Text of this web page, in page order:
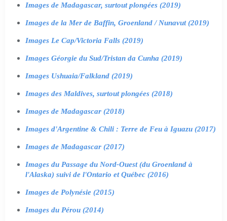
Images de Madagascar, surtout plongées (2019)
Images de la Mer de Baffin, Groenland / Nunavut (2019)
Images Le Cap/Victoria Falls (2019)
Images Géorgie du Sud/Tristan da Cunha (2019)
Images Ushuaia/Falkland (2019)
Images des Maldives, surtout plongées (2018)
Images de Madagascar (2018)
Images d'Argentine & Chili : Terre de Feu à Iguazu (2017)
Images de Madagascar (2017)
Images du Passage du Nord-Ouest (du Groenland à
l'Alaska) suivi de l'Ontario et Québec (2016)
Images de Polynésie (2015)
Images du Pérou (2014)